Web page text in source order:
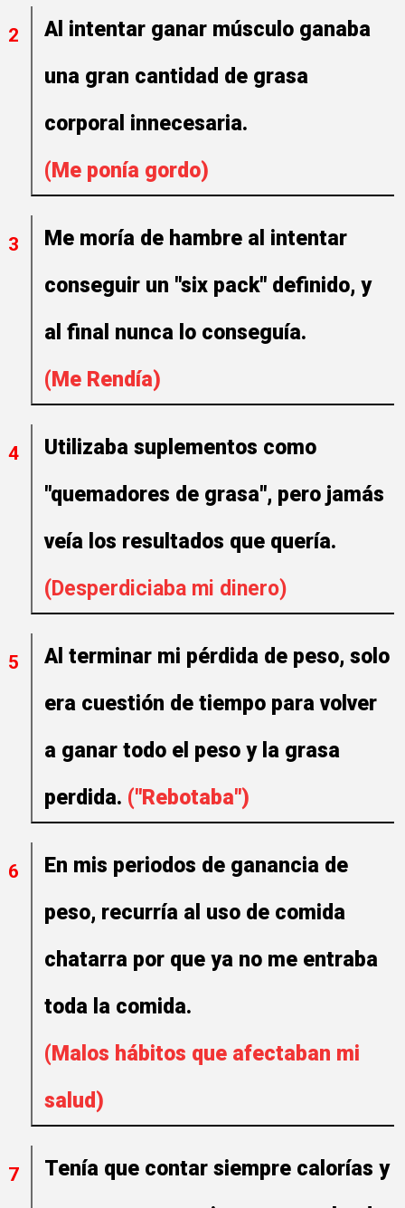
2
Al intentar ganar músculo ganaba
una gran cantidad de grasa
corporal innecesaria.
(Me ponía gordo)
3
Me moría de hambre al intentar
conseguir un "six pack" definido, y
al final nunca lo conseguía.
(Me Rendía)
4
Utilizaba suplementos como
"quemadores de grasa", pero jamás
veía los resultados que quería.
(Desperdiciaba mi dinero)
5
Al terminar mi pérdida de peso, solo
era cuestión de tiempo para volver
a ganar todo el peso y la grasa
perdida. ("Rebotaba")
6
En mis periodos de ganancia de
peso, recurría al uso de comida
chatarra por que ya no me entraba
toda la comida.
(Malos hábitos que afectaban mi
salud)
7
Tenía que contar siempre calorías y